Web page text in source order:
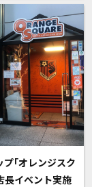
プ｢オレンジスク
長イベント実施